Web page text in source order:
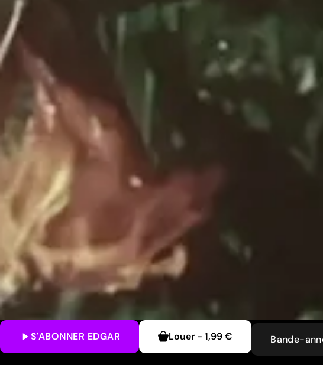
S'ABONNER EDGAR Louer - 1,99 € Bande-